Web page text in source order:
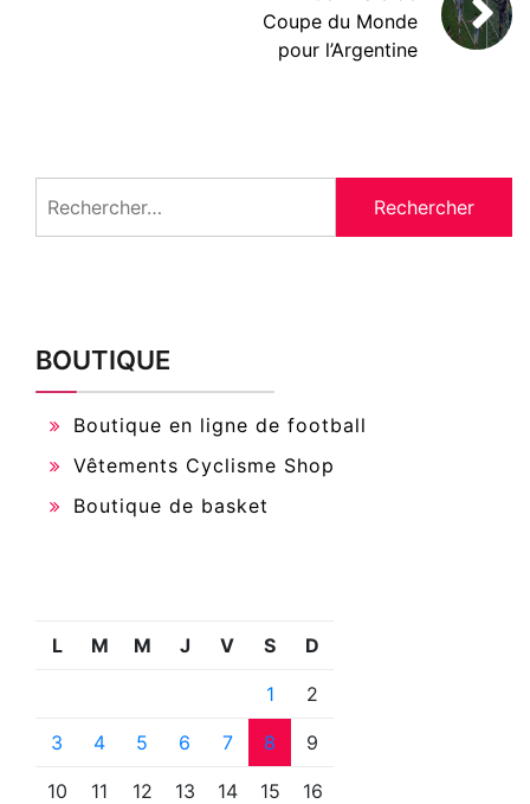
Coupe du Monde
pour l’Argentine
BOUTIQUE
Boutique en ligne de football
Vêtements Cyclisme Shop
Boutique de basket
L M M J V S D
1 2
3 4 5 6 7 8 9
10 11 12 13 14 15 16